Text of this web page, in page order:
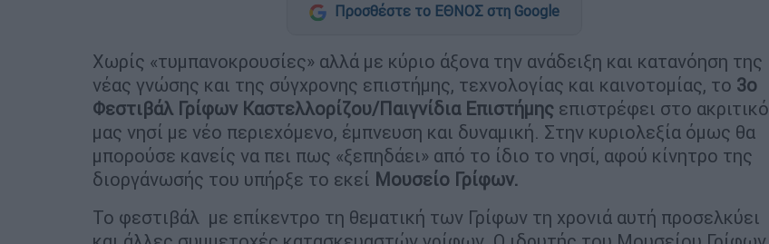
Προσθέστε το ΕΘΝΟΣ στη Google
Χωρίς «τυμπανοκρουσίες» αλλά με κύριο άξονα την ανάδειξη και κατανόηση της
νέας γνώσης και της σύγχρονης επιστήμης, τεχνολογίας και καινοτομίας, το 3ο
Φεστιβάλ Γρίφων Καστελλορίζου/Παιγνίδια Επιστήμης επιστρέφει στο ακριτικό
μας νησί με νέο περιεχόμενο, έμπνευση και δυναμική. Στην κυριολεξία όμως θα
μπορούσε κανείς να πει πως «ξεπηδάει» από το ίδιο το νησί, αφού κίνητρο της
διοργάνωσής του υπήρξε το εκεί Μουσείο Γρίφων.
Το φεστιβάλ με επίκεντρο τη θεματική των Γρίφων τη χρονιά αυτή προσελκύει